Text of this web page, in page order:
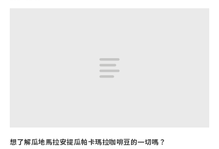
想了解瓜地馬拉安提瓜帕卡瑪拉咖啡豆的一切嗎？